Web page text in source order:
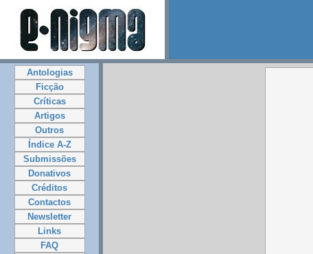
Antologias
Ficção
Críticas
Artigos
Outros
Índice A-Z
Submissões
Donativos
Créditos
Contactos
Newsletter
Links
FAQ